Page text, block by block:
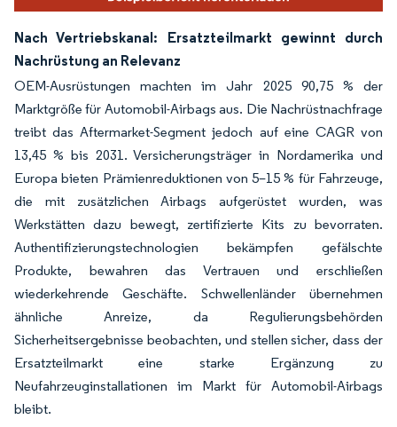
Nach Vertriebskanal: Ersatzteilmarkt gewinnt durch
Nachrüstung an Relevanz
OEM-Ausrüstungen machten im Jahr 2025 90,75 % der
Marktgröße für Automobil-Airbags aus. Die Nachrüstnachfrage
treibt das Aftermarket-Segment jedoch auf eine CAGR von
13,45 % bis 2031. Versicherungsträger in Nordamerika und
Europa bieten Prämienreduktionen von 5–15 % für Fahrzeuge,
die mit zusätzlichen Airbags aufgerüstet wurden, was
Werkstätten dazu bewegt, zertifizierte Kits zu bevorraten.
Authentifizierungstechnologien bekämpfen gefälschte
Produkte, bewahren das Vertrauen und erschließen
wiederkehrende Geschäfte. Schwellenländer übernehmen
ähnliche Anreize, da Regulierungsbehörden
Sicherheitsergebnisse beobachten, und stellen sicher, dass der
Ersatzteilmarkt eine starke Ergänzung zu
Neufahrzeuginstallationen im Markt für Automobil-Airbags
bleibt.